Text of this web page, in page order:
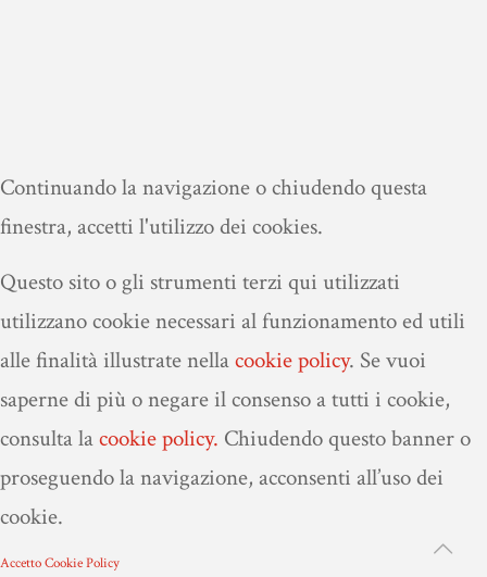
Continuando la navigazione o chiudendo questa
finestra, accetti l'utilizzo dei cookies.
Questo sito o gli strumenti terzi qui utilizzati
utilizzano cookie necessari al funzionamento ed utili
alle finalità illustrate nellacookie policy. Se vuoi
saperne di più o negare il consenso a tutti i cookie,
consulta lacookie policy. Chiudendo questo banner o
proseguendo la navigazione, acconsenti all’uso dei
cookie.
AccettoCookie Policy